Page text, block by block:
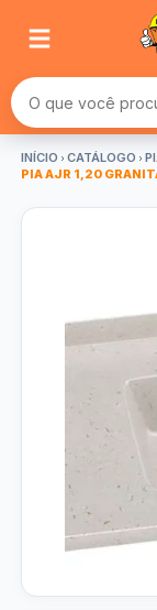
Buscar produtos
INÍCIO CATÁLOGO
PIA AJR 1,20